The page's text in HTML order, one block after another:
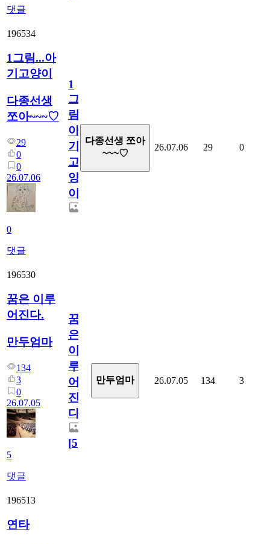
댓글
196534
1그림...아
기고양이
다종선생
쪼아~~~♡
29
0
0
26.07.06
0
댓글
1
그
림...
아
기
고
양
이
다종선생 쪼아
~~~♡
26.07.06 29 0
196530
꿈은 이루
어진다.
만두엄마
134
3
0
26.07.05
5
댓글
꿈
은
이
루
어
진
다.
[5]
만두엄마 26.07.05 134 3
196513
연타